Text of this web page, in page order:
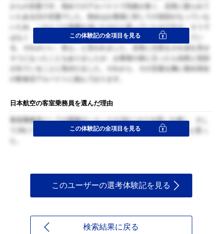
からの言葉です。初めてのアルバイトで失敗が多く、店長に怒られて
いたある日の言葉でした。初めはお客様に対しての笑顔がなっていな
いため、このような指摘を頂いたのだと思っていたのですが、そうで
はなく『お前は私が怒ってもお客様の前では絶対に笑顔を出してい
る、それがいい、笑え』と言われました。店長に注意をされ涙を見せ
そうになったこともありましたが、お客様の前に立ったら自然と笑顔
が出ていることに気付けました。それから、その言葉を胸に留め現在
の飲食店アルバイトに励んでおります。
この体験記の全項目を見る
日本航空の客室乗務員を選んだ理由
客室乗務員としての業務や一人一人のJALにかける思いを感じ、そし
てJALフィロソフィーをどのように体現しているのか感じたいと思っ
この体験記の全項目を見る
このユーザーの選考体験記を見る
検索結果に戻る